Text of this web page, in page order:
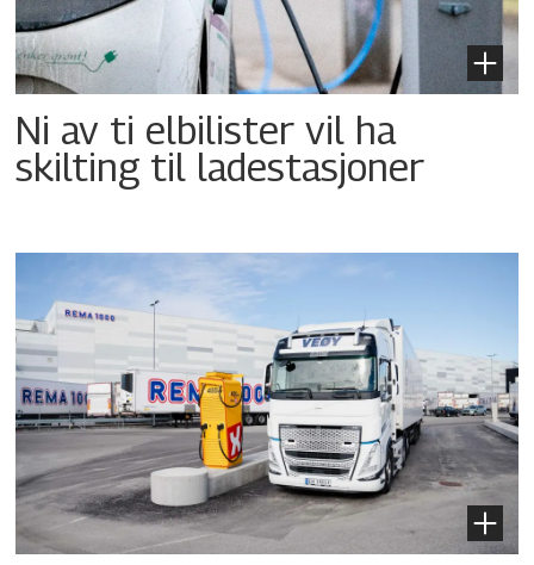
Ni av ti elbilister vil ha
skilting til ladestasjoner